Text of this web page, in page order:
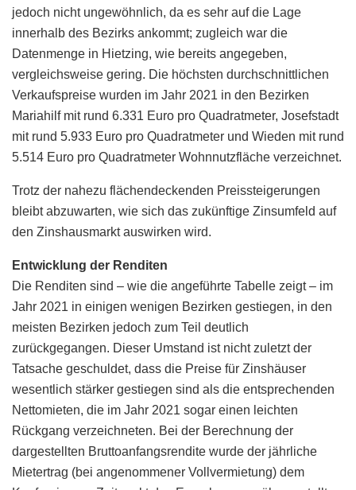
jedoch nicht ungewöhnlich, da es sehr auf die Lage
innerhalb des Bezirks ankommt; zugleich war die
Datenmenge in Hietzing, wie bereits angegeben,
vergleichsweise gering. Die höchsten durchschnittlichen
Verkaufspreise wurden im Jahr 2021 in den Bezirken
Mariahilf mit rund 6.331 Euro pro Quadratmeter, Josefstadt
mit rund 5.933 Euro pro Quadratmeter und Wieden mit rund
5.514 Euro pro Quadratmeter Wohnnutzfläche verzeichnet.
Trotz der nahezu flächendeckenden Preissteigerungen
bleibt abzuwarten, wie sich das zukünftige Zinsumfeld auf
den Zinshausmarkt auswirken wird.
Entwicklung der Renditen
Die Renditen sind – wie die angeführte Tabelle zeigt – im
Jahr 2021 in einigen wenigen Bezirken gestiegen, in den
meisten Bezirken jedoch zum Teil deutlich
zurückgegangen. Dieser Umstand ist nicht zuletzt der
Tatsache geschuldet, dass die Preise für Zinshäuser
wesentlich stärker gestiegen sind als die entsprechenden
Nettomieten, die im Jahr 2021 sogar einen leichten
Rückgang verzeichneten. Bei der Berechnung der
dargestellten Bruttoanfangsrendite wurde der jährliche
Mietertrag (bei angenommener Vollvermietung) dem